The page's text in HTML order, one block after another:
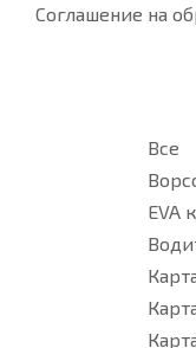
Соглашение на
Все
EVA